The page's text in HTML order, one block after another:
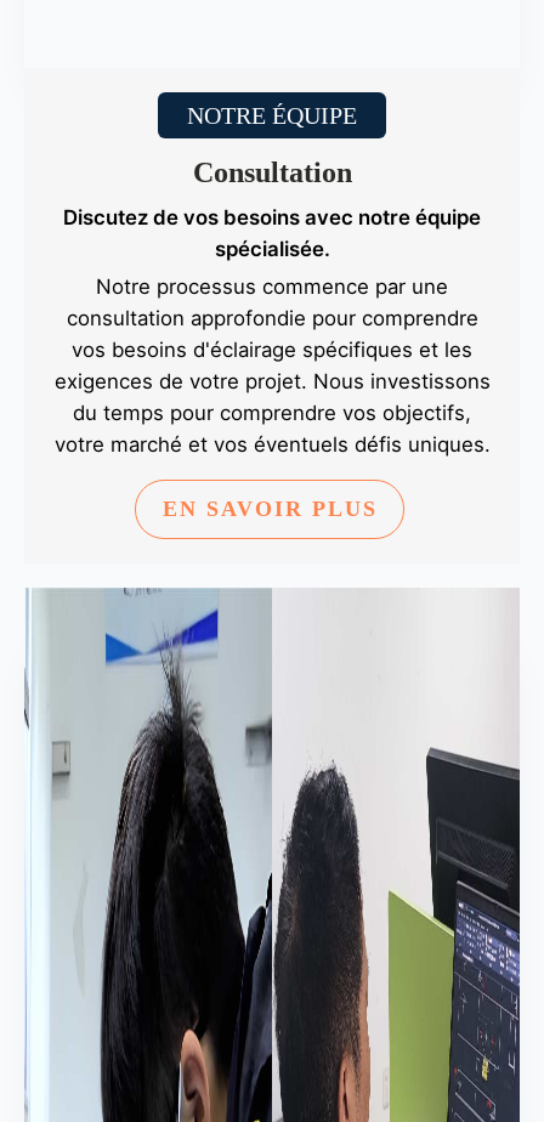
NOTRE ÉQUIPE
Consultation
Discutez de vos besoins avec notre équipe
spécialisée.
Notre processus commence par une
consultation approfondie pour comprendre
vos besoins d'éclairage spécifiques et les
exigences de votre projet. Nous investissons
du temps pour comprendre vos objectifs,
votre marché et vos éventuels défis uniques.
EN SAVOIR PLUS